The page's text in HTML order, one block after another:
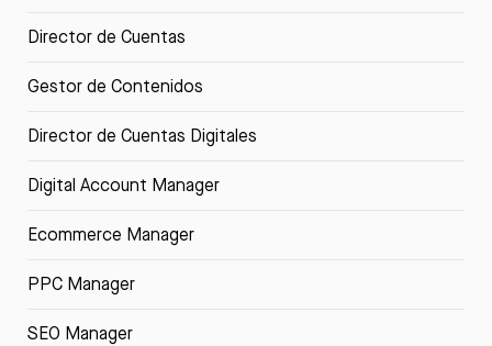
Director de Cuentas
Gestor de Contenidos
Director de Cuentas Digitales
Digital Account Manager
Ecommerce Manager
PPC Manager
SEO Manager